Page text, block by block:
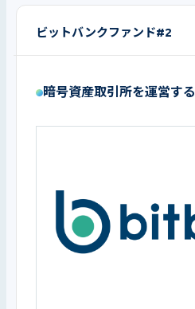
ビットバンクファンド#2
暗号資産取引所を運営す